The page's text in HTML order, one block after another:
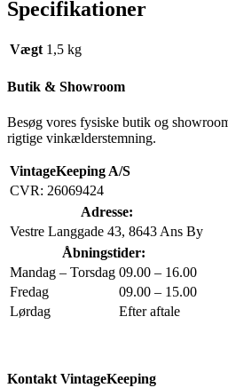
Specifikationer
Vægt 1,5 kg
Butik & Showroom
Besøg vores fysiske butik og
rigtige vinkælderstemning.
VintageKeeping A/S
CVR: 26069424
Adresse:
Vestre Langgade 43, 8643 Ans By
Åbningstider:
Mandag – Torsdag 09.00 – 16.00
Fredag
09.00 – 15.00
Lørdag
Efter aftale
Kontakt VintageKeeping